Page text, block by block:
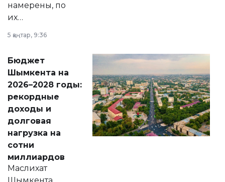
намерены, по
их
принести
народу
Венесуэлы.
5 қаңтар, 9:36
Бюджет
Шымкента на
2026–2028 годы:
рекордные
доходы и
долговая
нагрузка на
сотни
миллиардов
Маслихат